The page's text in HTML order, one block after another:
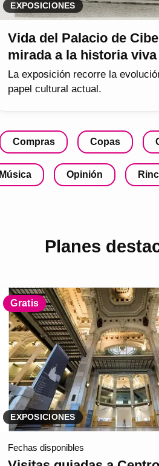
EXPOSICIONES
Vida del Palacio de
mirada a la historia
La exposición recorre la
papel cultural actual.
Compras Copas
Música Opinión
Planes
Gratis
EXPOSICIONES
Fechas disponibles